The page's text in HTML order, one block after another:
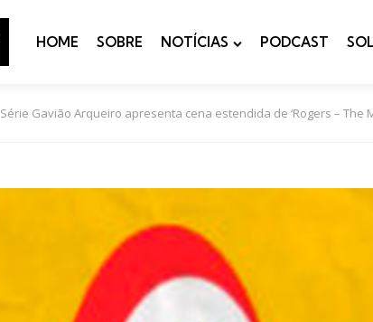
HOME SOBRE NOTÍCIAS PODCAST
Série Gavião Arqueiro apresenta cena estendida de ‘Rogers – The